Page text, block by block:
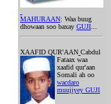
MAHURAAN: Waa buug
dhowaan soo baxay GUJI
XAAFID QUR'AAN Cabdul
Fataax waa
xaafid qur'aan
Somali ah oo
wacdaro
muujiyey GUJI